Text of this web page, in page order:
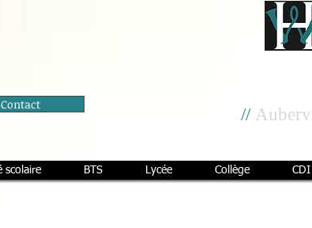
Contact
Cité
//
scolaire BTS Lycée Collège CDI